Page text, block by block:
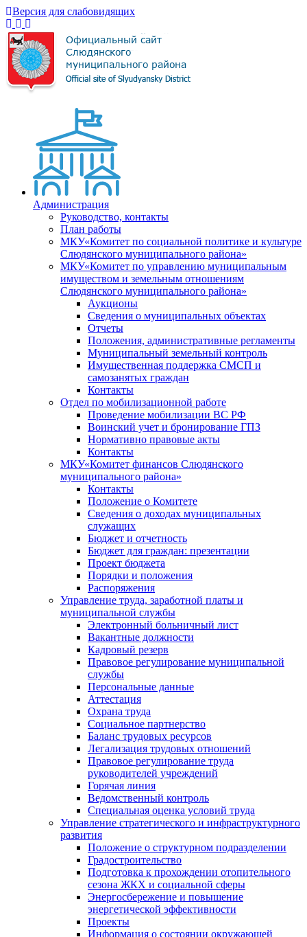
Версия для слабовидящих
Администрация
Руководство, контакты
План работы
МКУ«Комитет по социальной политике и культуре
Слюдянского муниципального района»
МКУ«Комитет по управлению муниципальным
имуществом и земельным отношениям
Слюдянского муниципального района»
Аукционы
Сведения о муниципальных объектах
Отчеты
Положения, административные регламенты
Муниципальный земельный контроль
Имущественная поддержка СМСП и
самозанятых граждан
Контакты
Отдел по мобилизационной работе
Проведение мобилизации ВС РФ
Воинский учет и бронирование ГПЗ
Нормативно правовые акты
Контакты
МКУ«Комитет финансов Слюдянского
муниципального района»
Контакты
Положение о Комитете
Сведения о доходах муниципальных
служащих
Бюджет и отчетность
Бюджет для граждан: презентации
Проект бюджета
Порядки и положения
Распоряжения
Управление труда, заработной платы и
муниципальной службы
Электронный больничный лист
Вакантные должности
Кадровый резерв
Правовое регулирование муниципальной
службы
Персональные данные
Аттестация
Охрана труда
Социальное партнерство
Баланс трудовых ресурсов
Легализация трудовых отношений
Правовое регулирование труда
руководителей учреждений
Горячая линия
Ведомственный контроль
Специальная оценка условий труда
Управление стратегического и инфраструктурного
развития
Положение о структурном подразделении
Градостроительство
Подготовка к прохождении отопительного
сезона ЖКХ и социальной сферы
Энергосбережение и повышение
энергетической эффективности
Проекты
Информация о состоянии окружающей